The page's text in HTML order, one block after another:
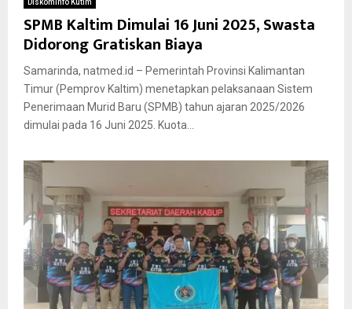
Diskominfo Kutim
SPMB Kaltim Dimulai 16 Juni 2025, Swasta
Didorong Gratiskan Biaya
Samarinda, natmed.id – Pemerintah Provinsi Kalimantan
Timur (Pemprov Kaltim) menetapkan pelaksanaan Sistem
Penerimaan Murid Baru (SPMB) tahun ajaran 2025/2026
dimulai pada 16 Juni 2025. Kuota...